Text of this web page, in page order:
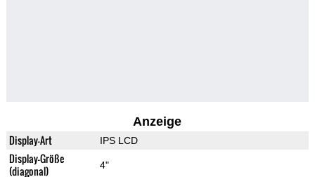
Anzeige
Display-Art IPS LCD
Display-Größe
(diagonal)
4"